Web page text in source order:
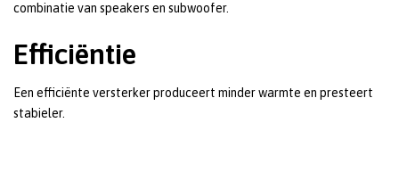
combinatie van speakers en subwoofer.
Efficiëntie
Een efficiënte versterker produceert minder warmte en presteert
stabieler.